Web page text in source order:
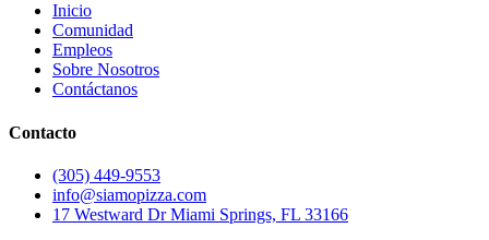
Inicio
Comunidad
Empleos
Sobre Nosotros
Contáctanos
Contacto
(305) 449-9553
info@siamopizza.com
17 Westward Dr Miami Springs, FL 33166